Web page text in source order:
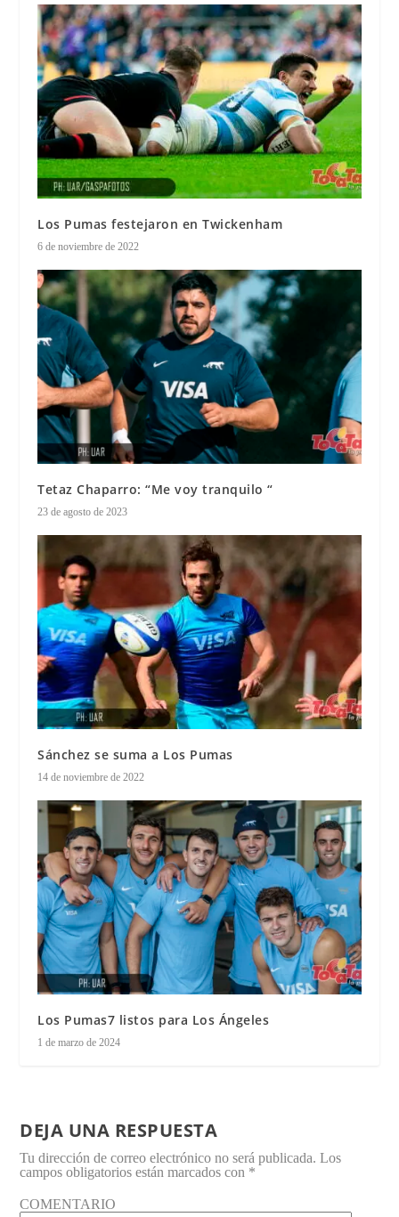
Los Pumas festejaron en Twickenham
6 de noviembre de 2022
Tetaz Chaparro: “Me voy tranquilo “
23 de agosto de 2023
Sánchez se suma a Los Pumas
14 de noviembre de 2022
Los Pumas7 listos para Los Ángeles
1 de marzo de 2024
DEJA UNA RESPUESTA
Tu dirección de correo electrónico no será publicada. Los
campos obligatorios están marcados con *
COMENTARIO